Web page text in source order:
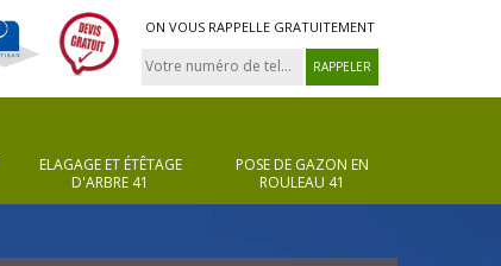
ON VOUS RAPPELLE GRATUITEMENT
ELAGAGE ET ÉTÊTAGE
D'ARBRE 41
POSE DE GAZON EN
ROULEAU 41